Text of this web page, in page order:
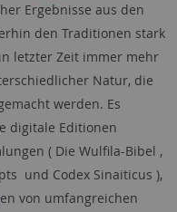
Ergebnisse aus den
den Traditionen stark
letzter Zeit immer mehr
Natur, die
werden. Es
digitale Editionen
( Die Wulfila-Bibel ,
und Codex Sinaiticus ),
von umfangreichen